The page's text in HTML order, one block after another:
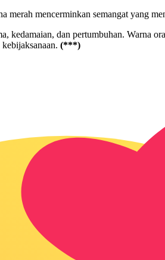
mencerminkan semangat yang
dan pertumbuhan. Warna
(***)